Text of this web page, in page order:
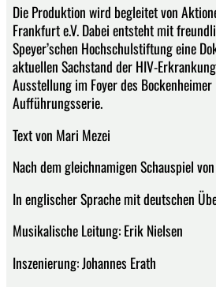
Die Produktion wird begleitet von
Frankfurt e.V. Dabei entsteht mit
Speyer’schen Hochschulstiftung eine
aktuellen Sachstand der HIV-
Ausstellung im Foyer des
Aufführungsserie.
Text von Mari Mezei
Nach dem gleichnamigen Schauspiel
In englischer Sprache mit deutschen
Musikalische Leitung: Erik Nielsen
Inszenierung: Johannes Erath